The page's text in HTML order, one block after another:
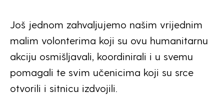
Još jednom zahvaljujemo našim vrijednim
malim volonterima koji su ovu humanitarnu
akciju osmišljavali, koordinirali i u svemu
pomagali te svim učenicima koji su srce
otvorili i sitnicu izdvojili.